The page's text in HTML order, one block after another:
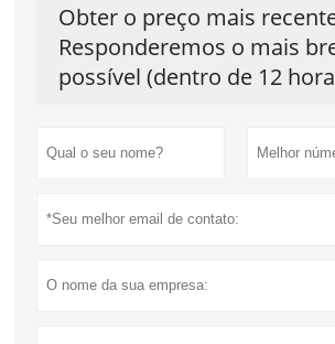
Obter o preço mais
Responderemos o mais
possível (dentro de 12